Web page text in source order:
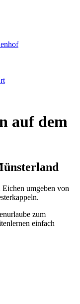
auf dem
umgeben von
zum
einfach